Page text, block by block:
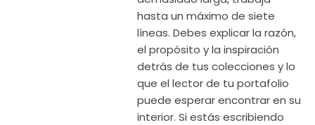
hasta un máximo de siete
líneas. Debes explicar la razón,
el propósito y la inspiración
detrás de tus colecciones y lo
que el lector de tu portafolio
puede esperar encontrar en su
interior. Si estás escribiendo